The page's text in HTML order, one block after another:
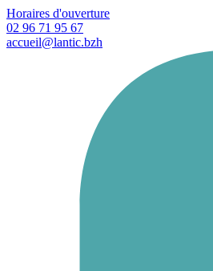
Horaires d'ouverture
02 96 71 95 67
accueil@lantic.bzh